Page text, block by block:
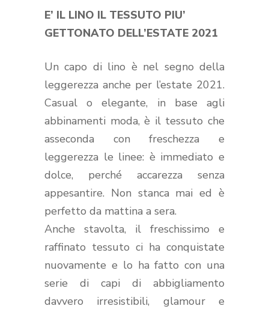
E’ IL LINO IL TESSUTO PIU’
GETTONATO DELL’ESTATE 2021
Un capo di lino è nel segno della
leggerezza anche per l’estate 2021.
Casual o elegante, in base agli
abbinamenti moda, è il tessuto che
asseconda con freschezza e
leggerezza le linee: è immediato e
dolce, perché accarezza senza
appesantire. Non stanca mai ed è
perfetto da mattina a sera.
Anche stavolta, il freschissimo e
raffinato tessuto ci ha conquistate
nuovamente e lo ha fatto con una
serie di capi di abbigliamento
davvero irresistibili, glamour e